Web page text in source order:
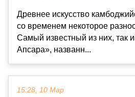
Древнее искусство
со временем некоторое
Самый известный из них, так
Апсара», названн...
15:28, 10 Мар